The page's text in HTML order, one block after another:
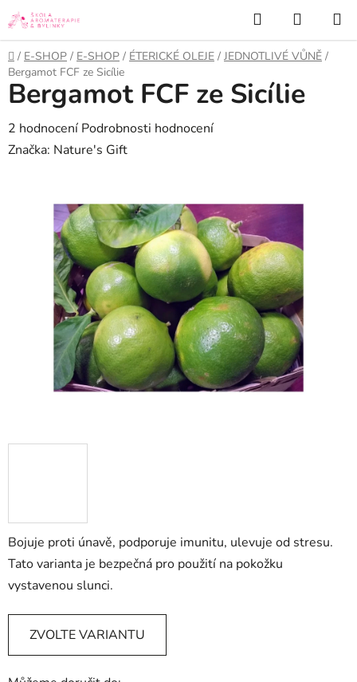
Přejít
na
obsah
Hledat
KOŠÍK
Domů
/ E-SHOP / E-SHOP / ÉTERICKÉ OLEJE / JEDNOTLIVÉ VŮNĚ /
Bergamot FCF ze Sicílie
Bojuje proti únavě, podporuje imunitu, ulevuje od stresu.
Tato varianta je bezpečná pro použití na pokožku
vystavenou slunci.
ZVOLTE VARIANTU
Bergamot FCF ze Sicílie
Průměrné
hodnocení
hvězdiček.
2 hodnocení Podrobnosti hodnocení
Značka: Nature's Gift